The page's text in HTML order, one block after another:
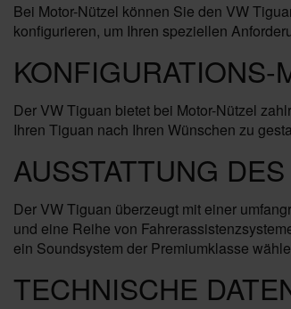
Bei Motor-Nützel können Sie den VW
konfigurieren, um Ihren speziellen
Der VW Tiguan bietet bei Motor-Nützel
Ihren Tiguan nach Ihren Wünschen zu
AUSSTATTUNG
Der VW Tiguan überzeugt mit einer
und eine Reihe von
ein Soundsystem der Premiumklasse
TECHNISCHE